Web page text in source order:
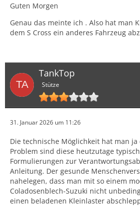
Guten Morgen
Genau das meinte ich . Also hat man
dem S Cross ein anderes Fahrzeug
TankTop
Stütze
31. Januar 2026 um 11:26
Die technische Möglichkeit hat man ja
Problem sind diese heutzutage
Formulierungen zur
Anleitung. Der gesunde
nahelegen, dass man mit so einem
Coladosenblech-Suzuki nicht
einen beladenen Kleinlaster